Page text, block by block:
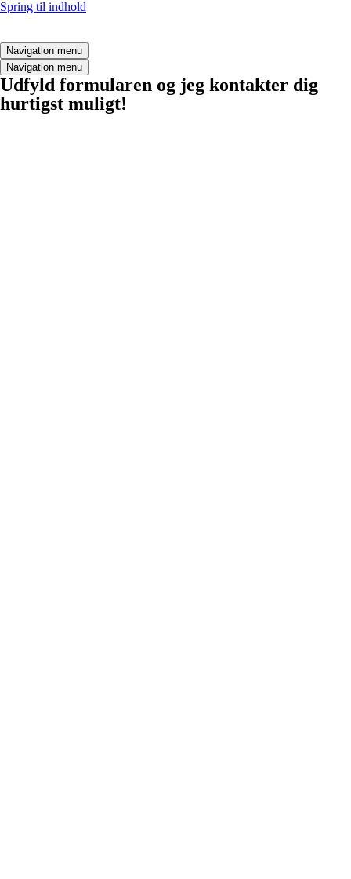
Spring til indhold
Navigation menu
Navigation menu
Udfyld formularen og jeg kontakter dig
hurtigst muligt!